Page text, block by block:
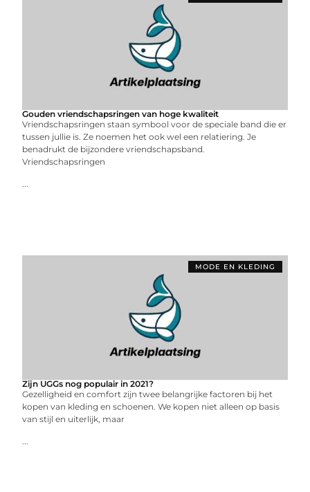
Gouden vriendschapsringen van hoge kwaliteit
Vriendschapsringen staan symbool voor de speciale band die er
tussen jullie is. Ze noemen het ook wel een relatiering. Je
benadrukt de bijzondere vriendschapsband.
Vriendschapsringen
...
MODE EN KLEDING
Zijn UGGs nog populair in 2021?
Gezelligheid en comfort zijn twee belangrijke factoren bij het
kopen van kleding en schoenen. We kopen niet alleen op basis
van stijl en uiterlijk, maar
...